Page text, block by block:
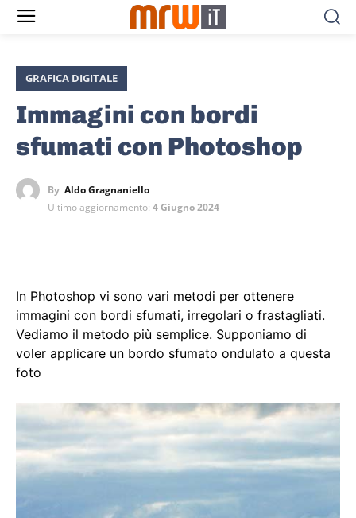
GRAFICA DIGITALE
Immagini con bordi
sfumati con Photoshop
By Aldo Gragnaniello
Ultimo aggiornamento: 4 Giugno 2024
In Photoshop vi sono vari metodi per ottenere
immagini con bordi sfumati, irregolari o frastagliati.
Vediamo il metodo più semplice. Supponiamo di
voler applicare un bordo sfumato ondulato a questa
foto